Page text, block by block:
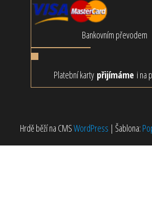
Bankovním převodem
Platební karty přijímáme i na
Hrdě běží na CMSWordPress | Šablona: